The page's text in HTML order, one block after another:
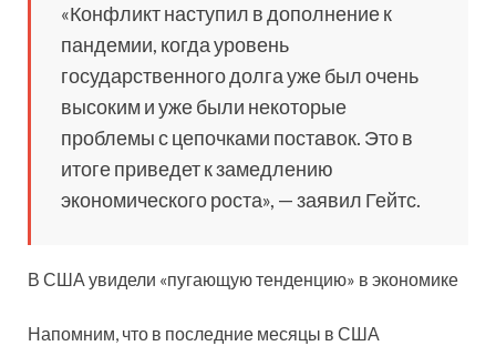
«Конфликт наступил в дополнение к
пандемии, когда уровень
государственного долга уже был очень
высоким и уже были некоторые
проблемы с цепочками поставок. Это в
итоге приведет к замедлению
экономического роста», — заявил Гейтс.
В США увидели «пугающую тенденцию» в экономике
Напомним, что в последние месяцы в США